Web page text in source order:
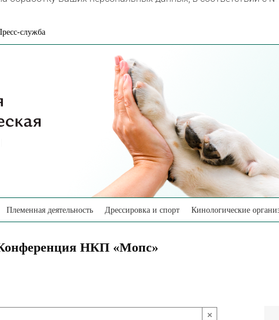
служба
Племенная деятельность Дрессировка и спорт Кинологические
НКП «Мопс»
×